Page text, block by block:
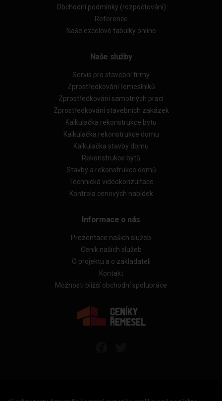
Obchodní podmínky (rozpočtování)
Reference
Naše excelové tabulky online
Naše služby
Servis pro stavební firmy
Zprostředkování řemeslníků
Zprostředkování samotných prací
Zprostředkování stavebních zakázek
Kalkulačka rekonstrukce bytu
Kalkulačka rekonstrukce domu
Kalkulačka stavby domu
Rekonstrukce bytů
Stavby a rekonstrukce domů
Technická videokonzultace
Kontrola cenových nabídek
Informace o nás
Prezentace našich služeb
Ceník našich služeb
O projektu a o zakladateli
Kontakt
Možnosti bližší obchodní spolupráce